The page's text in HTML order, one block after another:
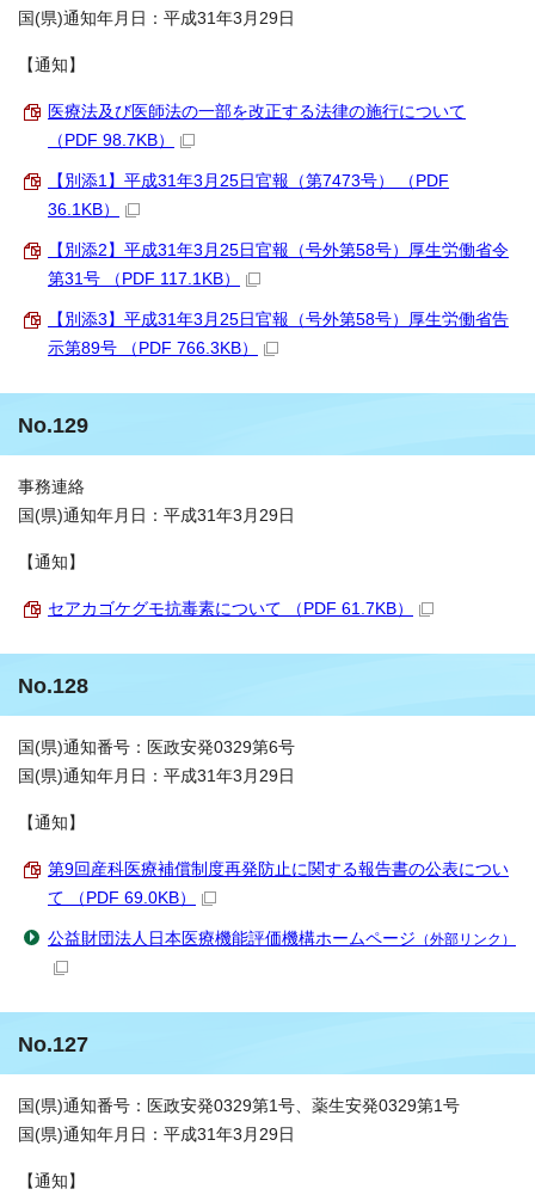
国(県)通知年月日：平成31年3月29日
【通知】
医療法及び医師法の一部を改正する法律の施行について
（PDF 98.7KB）
【別添1】平成31年3月25日官報（第7473号） （PDF
36.1KB）
【別添2】平成31年3月25日官報（号外第58号）厚生労働省令
第31号 （PDF 117.1KB）
【別添3】平成31年3月25日官報（号外第58号）厚生労働省告
示第89号 （PDF 766.3KB）
No.129
事務連絡
国(県)通知年月日：平成31年3月29日
【通知】
セアカゴケグモ抗毒素について （PDF 61.7KB）
No.128
国(県)通知番号：医政安発0329第6号
国(県)通知年月日：平成31年3月29日
【通知】
第9回産科医療補償制度再発防止に関する報告書の公表につい
て （PDF 69.0KB）
公益財団法人日本医療機能評価機構ホームページ （外部リンク）
No.127
国(県)通知番号：医政安発0329第1号、薬生安発0329第1号
国(県)通知年月日：平成31年3月29日
【通知】